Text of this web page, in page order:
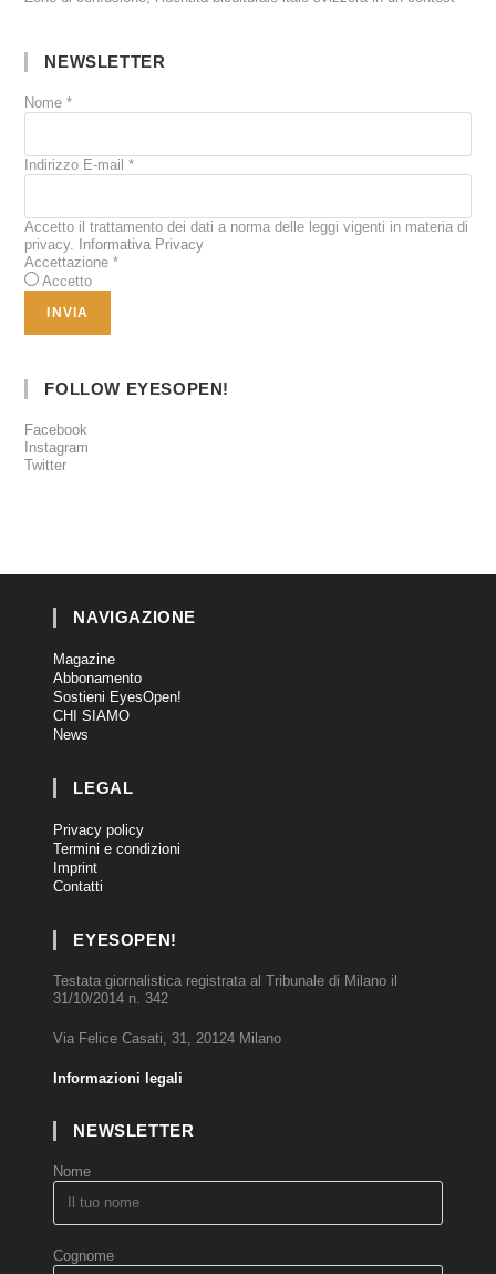
NEWSLETTER
Nome*
Indirizzo E-mail*
Accetto il trattamento dei dati a norma delle leggi vigenti in materia di
privacy.
Informativa Privacy
Accettazione*
Accetto
FOLLOW EYESOPEN!
Facebook
Instagram
Twitter
NAVIGAZIONE
Magazine
Abbonamento
Sostieni EyesOpen!
CHI SIAMO
News
LEGAL
Privacy policy
Termini e condizioni
Imprint
Contatti
EYESOPEN!
Testata giornalistica registrata al Tribunale di Milano il
31/10/2014 n. 342
Via Felice Casati, 31, 20124 Milano
Informazioni legali
NEWSLETTER
Nome
Cognome